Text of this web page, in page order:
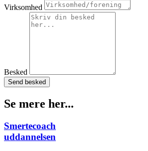
Virksomhed
Besked
Send besked
Se mere her...
Smertecoach
uddannelsen